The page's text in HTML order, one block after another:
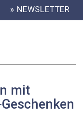
» NEWSLETTER
mit